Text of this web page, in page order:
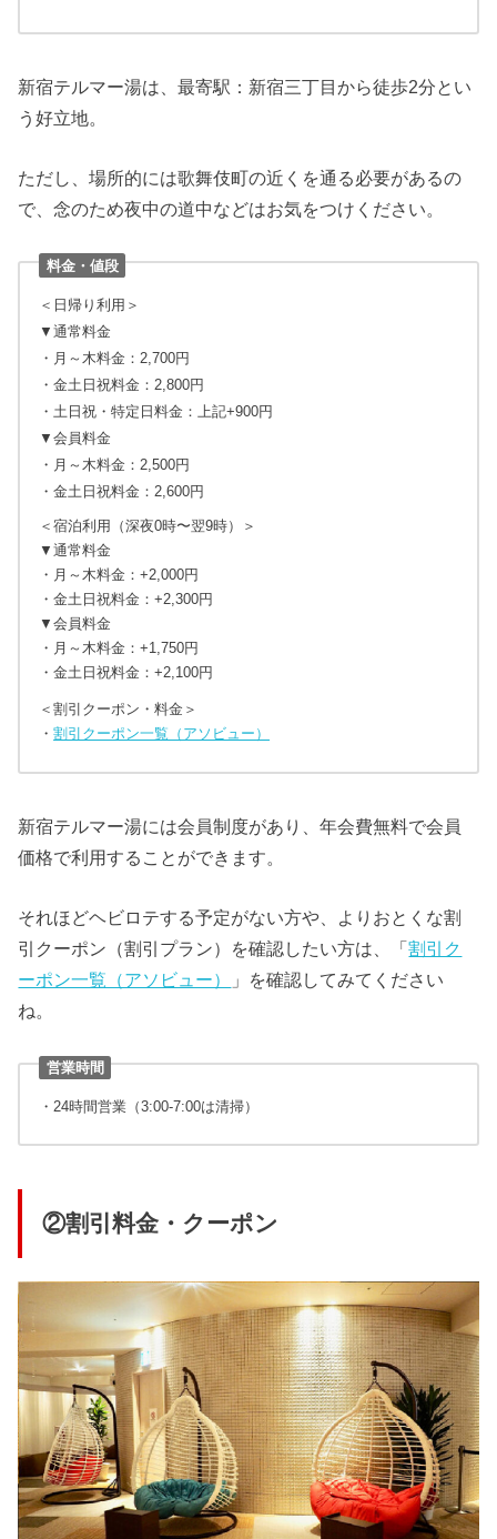
新宿テルマー湯は、最寄駅：新宿三丁目から徒歩2分とい
う好立地。
ただし、場所的には歌舞伎町の近くを通る必要があるの
で、念のため夜中の道中などはお気をつけください。
料金・値段
＜日帰り利用＞
▼通常料金
・月～木料金：2,700円
・金土日祝料金：2,800円
・土日祝・特定日料金：上記+900円
▼会員料金
・月～木料金：2,500円
・金土日祝料金：2,600円
＜宿泊利用（深夜0時〜翌9時）＞
▼通常料金
・月～木料金：+2,000円
・金土日祝料金：+2,300円
▼会員料金
・月～木料金：+1,750円
・金土日祝料金：+2,100円
＜割引クーポン・料金＞
・割引クーポン一覧（アソビュー）
新宿テルマー湯には会員制度があり、年会費無料で会員
価格で利用することができます。
それほどヘビロテする予定がない方や、よりおとくな割
引クーポン（割引プラン）を確認したい方は、「割引ク
ーポン一覧（アソビュー）
」を確認してみてください
ね。
営業時間
・24時間営業（3:00-7:00は清掃）
②割引料金・クーポン